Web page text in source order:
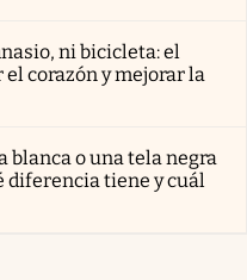
ni bicicleta: el
corazón y mejorar la
blanca o una tela negra
diferencia tiene y cuál